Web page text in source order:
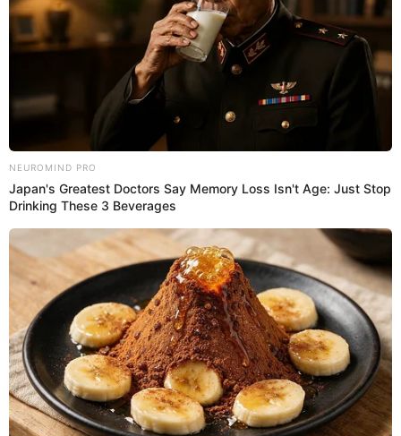
INSTRUCCIONES
1 hr 00 min 0 seg
1. Pela, lava y hierve las papas.
2. Aplasta las papas hasta formar un puré.
3. Deja enfriar y forma un volcán para colocar un
huevo en el centro.
4. Mezcla y agrega la harina poco a poco. Amasa.
5. Si la masa está pegajosa, agrega un poco más de